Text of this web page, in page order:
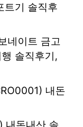
트기 솔직후
네이트 금고
솔직후기,
내돈